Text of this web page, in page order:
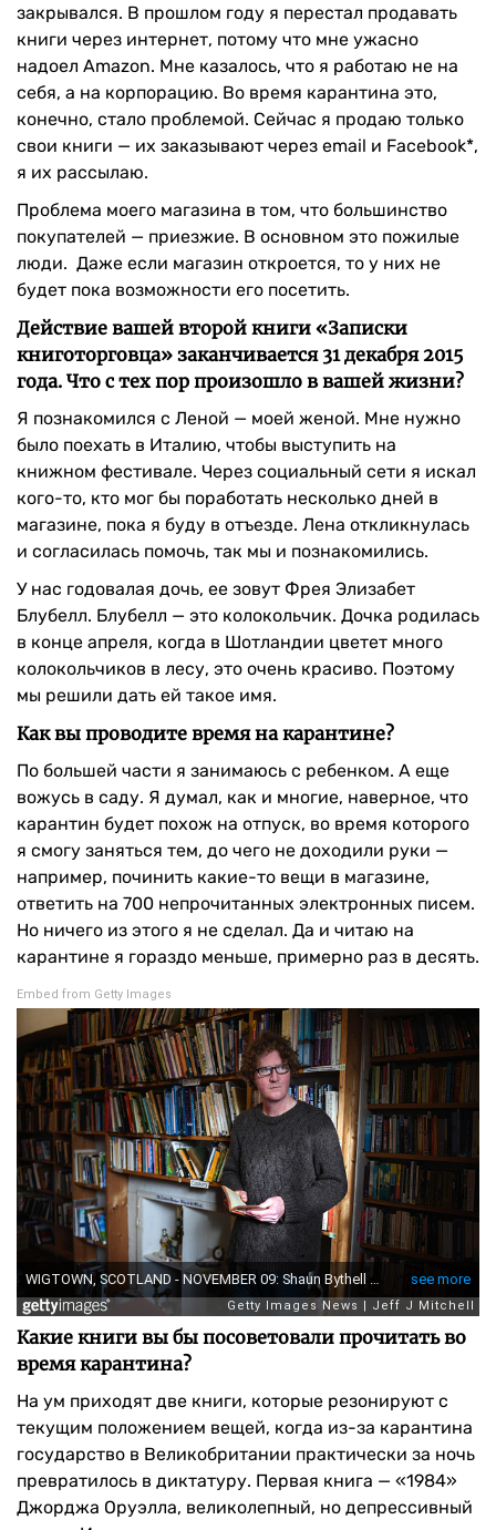
закрывался. В прошлом году я перестал продавать
книги через интернет, потому что мне ужасно
надоел Amazon. Мне казалось, что я работаю не на
себя, а на корпорацию. Во время карантина это,
конечно, стало проблемой. Сейчас я продаю только
свои книги — их заказывают через email и Facebook*,
я их рассылаю.
Проблема моего магазина в том, что большинство
покупателей — приезжие. В основном это пожилые
люди. Даже если магазин откроется, то у них не
будет пока возможности его посетить.
Действие вашей второй книги «Записки
книготорговца» заканчивается 31 декабря 2015
года. Что с тех пор произошло в вашей жизни?
Я познакомился с Леной — моей женой. Мне нужно
было поехать в Италию, чтобы выступить на
книжном фестивале. Через социальный сети я искал
кого-то, кто мог бы поработать несколько дней в
магазине, пока я буду в отъезде. Лена откликнулась
и согласилась помочь, так мы и познакомились.
У нас годовалая дочь, ее зовут Фрея Элизабет
Блубелл. Блубелл — это колокольчик. Дочка родилась
в конце апреля, когда в Шотландии цветет много
колокольчиков в лесу, это очень красиво. Поэтому
мы решили дать ей такое имя.
Как вы проводите время на карантине?
По большей части я занимаюсь с ребенком. А еще
вожусь в саду. Я думал, как и многие, наверное, что
карантин будет похож на отпуск, во время которого
я смогу заняться тем, до чего не доходили руки —
например, починить какие-то вещи в магазине,
ответить на 700 непрочитанных электронных писем.
Но ничего из этого я не сделал. Да и читаю на
карантине я гораздо меньше, примерно раз в десять.
Embed from Getty Images
Какие книги вы бы посоветовали прочитать во
время карантина?
На ум приходят две книги, которые резонируют с
текущим положением вещей, когда из-за карантина
государство в Великобритании практически за ночь
превратилось в диктатуру. Первая книга — «1984»
Джорджа Оруэлла, великолепный, но депрессивный